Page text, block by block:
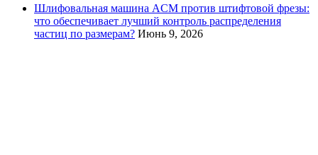
Шлифовальная машина ACM против штифтовой фрезы:
что обеспечивает лучший контроль распределения
частиц по размерам? Июнь 9, 2026